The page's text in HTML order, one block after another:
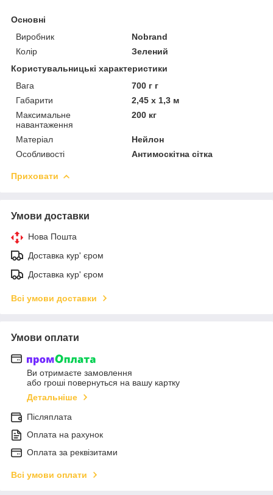
Основні
Виробник
Nobrand
Колір
Зелений
Користувальницькі характеристики
Вага
700 г г
Габарити
2,45 х 1,3 м
Максимальне
навантаження
200 кг
Матеріал
Нейлон
Особливості
Антимоскітна сітка
Приховати
Умови доставки
Нова Пошта
Доставка кур' єром
Доставка кур' єром
Всі умови доставки
Умови оплати
Ви отримаєте замовлення
або гроші повернуться на вашу картку
Детальніше
Післяплата
Оплата на рахунок
Оплата за реквізитами
Всі умови оплати